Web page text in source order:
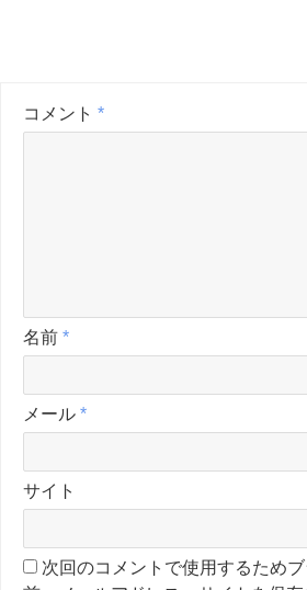
コメント *
名前 *
メール *
サイト
次回のコメントで使用するため